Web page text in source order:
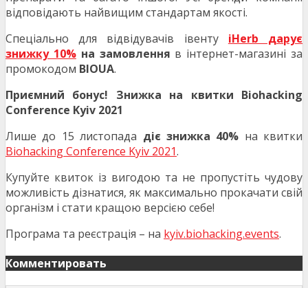
відповідають найвищим стандартам якості.
Спеціально для відвідувачів івенту iHerb дарує
знижку 10%на замовлення в інтернет-магазині за
промокодом BIOUA.
Приємний бонус! Знижка на квитки Biohacking
Conference Kyiv 2021
Лише до 15 листопада діє знижка 40% на квитки
Biohacking Conference Kyiv 2021.
Купуйте квиток із вигодою та не пропустіть чудову
можливість дізнатися, як максимально прокачати свій
організм і стати кращою версією себе!
Програма та реєстрація – на kyiv.biohacking.events.
Комментировать